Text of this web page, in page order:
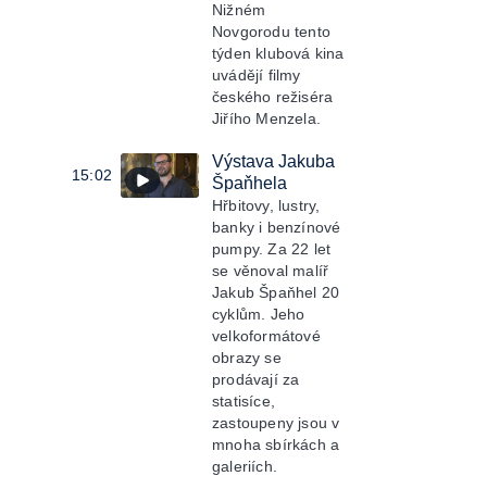
Nižném
Novgorodu tento
týden klubová kina
uvádějí filmy
českého režiséra
Jiřího Menzela.
15:02
Výstava Jakuba
Špaňhela
Hřbitovy, lustry,
banky i benzínové
pumpy. Za 22 let
se věnoval malíř
Jakub Špaňhel 20
cyklům. Jeho
velkoformátové
obrazy se
prodávají za
statisíce,
zastoupeny jsou v
mnoha sbírkách a
galeriích.